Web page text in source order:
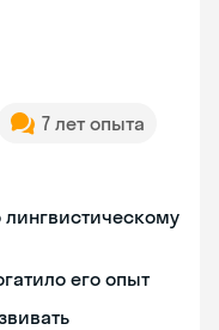
7 лет опыта
лингвистическому
его опыт